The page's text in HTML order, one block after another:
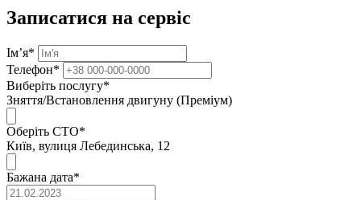
Записатися на сервіс
Ім’я*
Телефон*
Виберіть послугу*
Зняття/Встановлення двигуну (Преміум)
Оберіть СТО*
Київ, вулиця Лебединська, 12
Бажана дата*